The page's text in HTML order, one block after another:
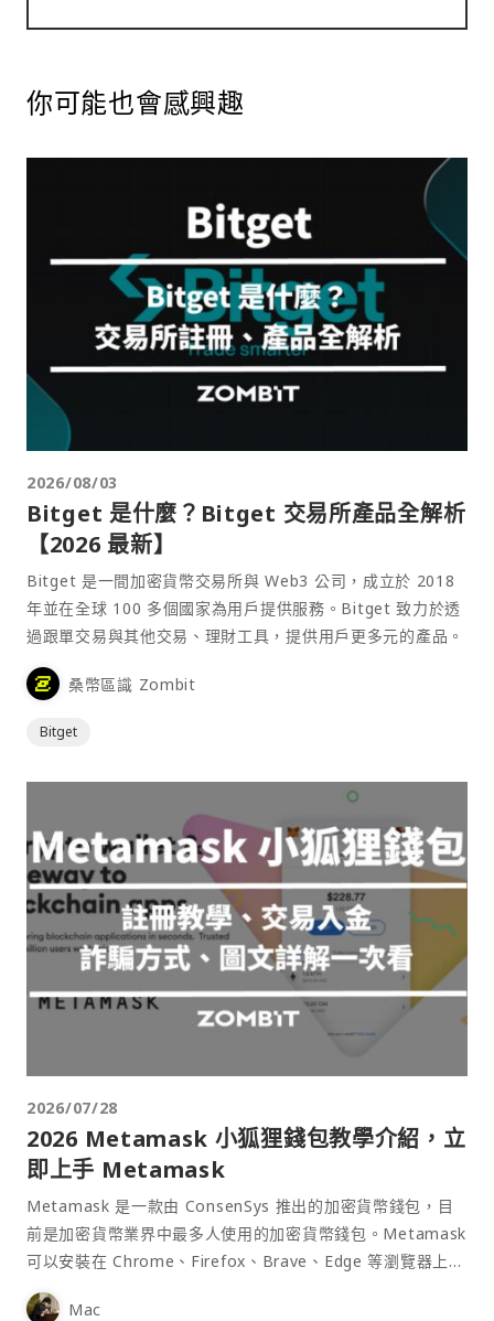
你可能也會感興趣
2026/08/03
Bitget 是什麼？Bitget 交易所產品全解析
【2026 最新】
Bitget 是一間加密貨幣交易所與 Web3 公司，成立於 2018
年並在全球 100 多個國家為用戶提供服務。Bitget 致力於透
過跟單交易與其他交易、理財工具，提供用戶更多元的產品。
桑幣區識 Zombit
Bitget
2026/07/28
2026 Metamask 小狐狸錢包教學介紹，立
即上手 Metamask
Metamask 是一款由 ConsenSys 推出的加密貨幣錢包，目
前是加密貨幣業界中最多人使用的加密貨幣錢包。Metamask
可以安裝在 Chrome、Firefox、Brave、Edge 等瀏覽器上作
為插件使用，具備許多功能且使用上非常方便。
Mac